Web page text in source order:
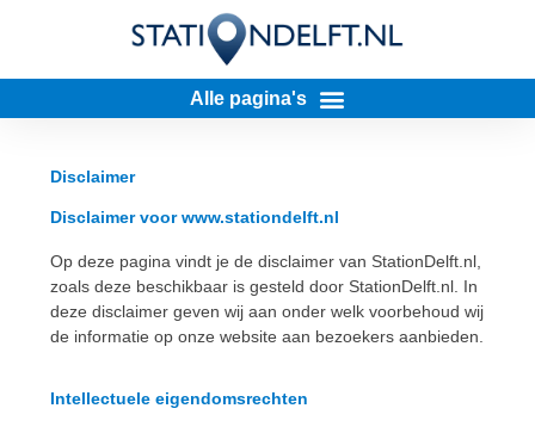
Disclaimer
Disclaimer voor www.stationdelft.nl
Op deze pagina vindt je de disclaimer van StationDelft.nl,
zoals deze beschikbaar is gesteld door StationDelft.nl. In
deze disclaimer geven wij aan onder welk voorbehoud wij
de informatie op onze website aan bezoekers aanbieden.
Intellectuele eigendomsrechten